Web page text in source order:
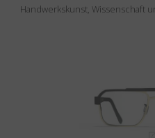
Handwerkskunst, Wissenschaft